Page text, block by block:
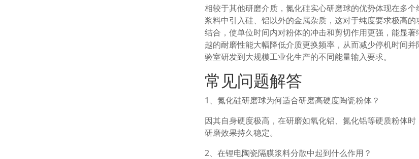
相较于其他研磨介质，氮化硅实心研磨球的优势体现在多
浆料中引入硅、铝以外的金属杂质，这对于纯度要求极高
结合，使单位时间内对粉体的冲击和剪切作用更强，能显
越的耐磨性能大幅降低介质更换频率，从而减少停机时间
验室研发到大规模工业化生产的不同能量输入要求。
常见问题解答
1、氮化硅研磨球为何适合研磨高硬度陶瓷粉体？
因其自身硬度极高，在研磨如氧化铝、氮化铝等硬质粉体
研磨效果持久稳定。
2、在锂电陶瓷隔膜浆料分散中起到什么作用？